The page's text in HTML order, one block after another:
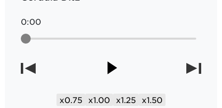
0:00
x0.75 x1.00 x1.25 x1.50